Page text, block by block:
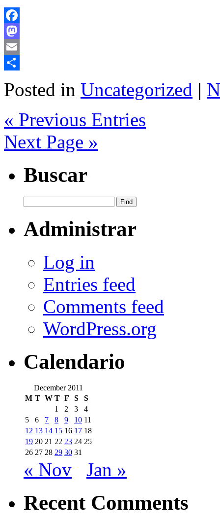
Facebook
Mastodon
Email
Posted in Uncategorized |
« Previous Entries
Next Page »
Buscar
Administrar
Log in
Entries feed
Comments feed
WordPress.org
Calendario
December 2011
M T W T F S
S
1
2 3
4
5
6 7 8 9 10 11
12 13 14 15 16 17 18
19 20 21 22 23 24 25
26 27 28 29 30 31
« Nov Jan »
Recent Comments